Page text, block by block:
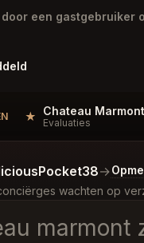
een gastgebruiker
★ Evaluaties
→
wachten op
marmont
je wilt.